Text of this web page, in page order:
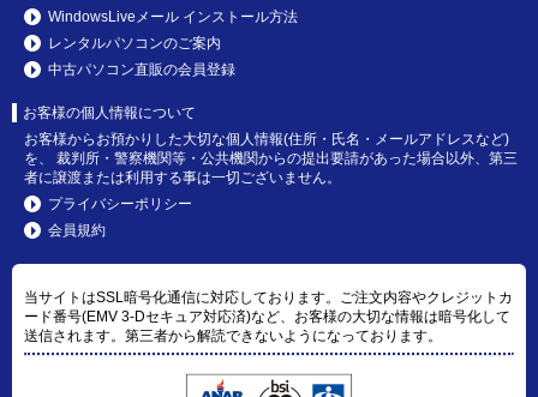
WindowsLiveメール インストール方法
レンタルパソコンのご案内
中古パソコン直販の会員登録
お客様の個人情報について
お客様からお預かりした大切な個人情報(住所・氏名・メールアドレスなど)
を、 裁判所・警察機関等・公共機関からの提出要請があった場合以外、第三
者に譲渡または利用する事は一切ございません。
プライバシーポリシー
会員規約
当サイトはSSL暗号化通信に対応しております。ご注文内容やクレジットカ
ード番号(EMV 3-Dセキュア対応済)など、お客様の大切な情報は暗号化して
送信されます。第三者から解読できないようになっております。